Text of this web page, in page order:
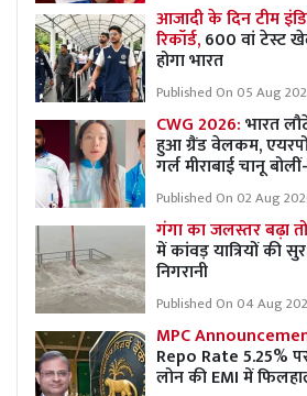
आजादी के दिन टीम
रिकॉर्ड,600 वां टेस्ट
होगा भारत
Published On 05 Aug
CWG 2026:भारत
हुआ ग्रैंड वेलकम,
गर्ल मीराबाई चानू
Published On 02 Aug
गंगा का जलस्तर बढ़ा
में कांवड़ यात्रियों की
निगरानी
Published On 04 Aug
MPC
Repo Rate 5.25%
लोन की EMI में